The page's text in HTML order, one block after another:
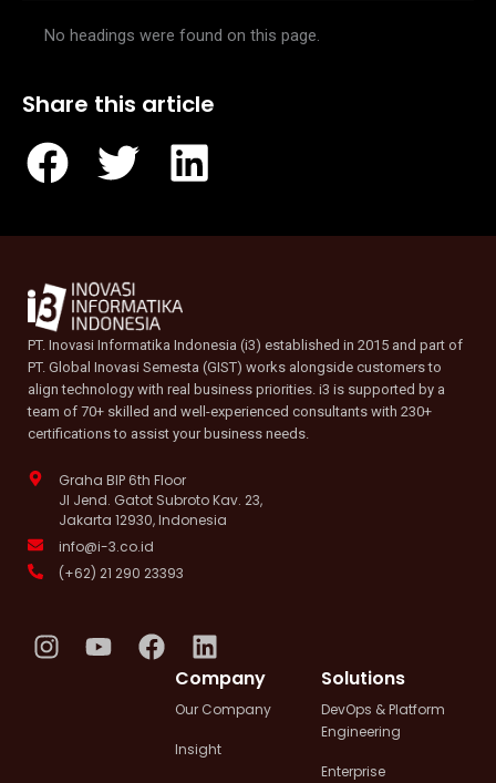
No headings were found on this page.
Share this article
PT. Inovasi Informatika Indonesia (i3) established in 2015 and part of
PT. Global Inovasi Semesta (GIST) works alongside customers to
align technology with real business priorities. i3 is supported by a
team of 70+ skilled and well-experienced consultants with 230+
certifications to assist your business needs.
Graha BIP 6th Floor
Jl Jend. Gatot Subroto Kav. 23,
Jakarta 12930, Indonesia
info@i-3.co.id
(+62) 21 290 23393
I
n
Y
F
a
L
i
n
k
e
Company
Our Company
Insight
Solutions
DevOps & Platform
Engineering
Enterprise